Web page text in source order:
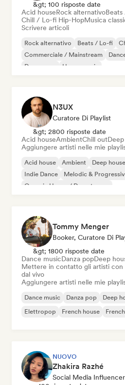
&gt; 100 risposte date
Acid houseRock alternativo
Chill / Lo-fi Hip-HopMusica
Scrivere articoli
Rock alternativo Beats / Lo-fi
Commerciale / Mainstream
Dream pop
House music
N3UX
Curatore Di Playlist
&gt; 2800 risposte date
Acid houseAmbientChill out
Aggiungere artisti nelle mie
Acid house Ambient Deep house
Indie Dance
Melodic &
Organic House / Downtempo
Tommy Menger
Booker, Curatore Di
&gt; 1800 risposte date
Dance musicDanza popDeep
Mettere in contatto gli artisti
dal vivo
Aggiungere artisti nelle mie
Dance music Danza pop Deep
Elettropop
French house
NUOVO
Zhakira Razhé
Social Media Influencer